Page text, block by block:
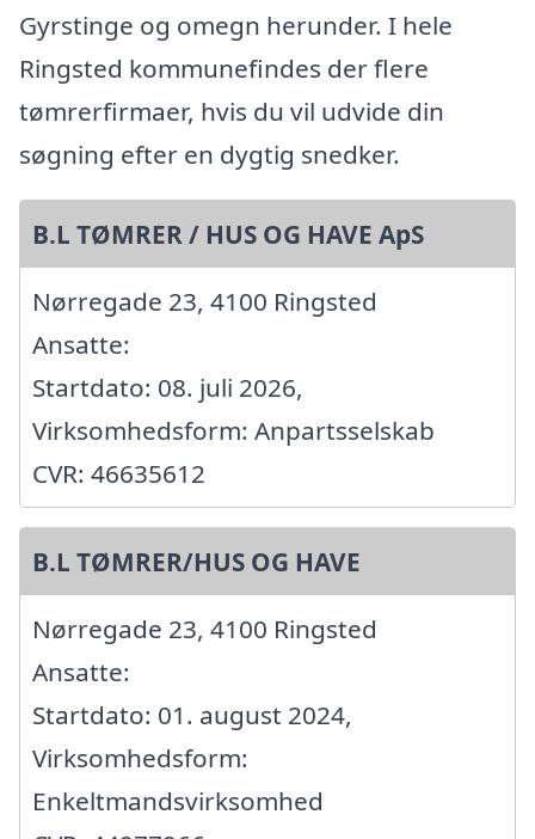
Gyrstinge og omegn herunder. I hele
Ringsted kommunefindes der flere
tømrerfirmaer, hvis du vil udvide din
søgning efter en dygtig snedker.
B.L TØMRER / HUS OG HAVE ApS
Nørregade 23, 4100 Ringsted
Ansatte:
Startdato: 08. juli 2026,
Virksomhedsform: Anpartsselskab
CVR: 46635612
B.L TØMRER/HUS OG HAVE
Nørregade 23, 4100 Ringsted
Ansatte:
Startdato: 01. august 2024,
Virksomhedsform:
Enkeltmandsvirksomhed